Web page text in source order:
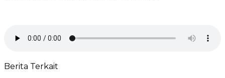
Berita Terkait